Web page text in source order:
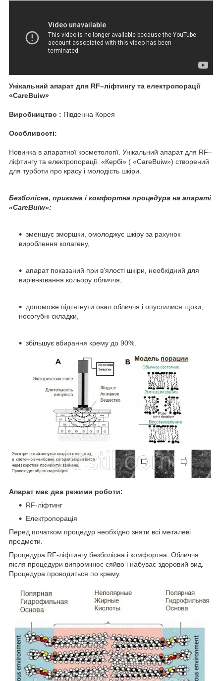
Унікальний апарат для RF–ліфтингу та електропорації
«CareBuiw»
Виробництво : Південна Корея
Особливості:
Новинка в апаратної косметології. Унікальний апарат для RF–
ліфтингу та електропорації. «Кербі» ( «CareBuiw») створений
для турботи про красу і молодість шкіри.
Безболісна, приємна і комфортна процедура на апараті
«CareBuiw»:
зменшує зморшки, омолоджує шкіру за рахунок
вироблення колагену,
апарат показаний при в'ялості шкіри, необхідний для
вирівнювання кольору обличчя,
допоможе підтягнути овал обличчя і опустилися щоки,
носогубні складки,
збільшує вбирання крему до 90%.
Апарат має два режими роботи:
RF-ліфтинг
Електропорація
Перед початком процедур необхідно зняти всі металеві
предмети.
Процедура RF-ліфтингу безболісна і комфортна. Обличчя
після процедури випромінює сяйво і набуває здоровий вид.
Процедура проводиться по крему.